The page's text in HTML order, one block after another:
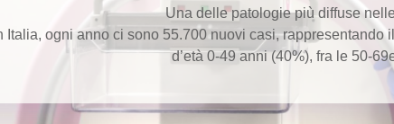
Una delle patologie più diffuse
Italia, ogni anno ci sono 55.700 nuovi casi,
d’età 0-49 anni (40%), fra le 50-